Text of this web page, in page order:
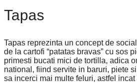
Tapas
Tapas reprezinta un concept de
de la cartofi “patatas bravas” cu sos
primesti bucati mici de tortilla, adica
national, fiind servite in baruri, piete
sa incerci mai multe feluri, astfel